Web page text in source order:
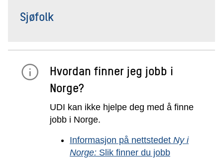
Sjøfolk
Hvordan finner jeg jobb i
Norge?
UDI kan ikke hjelpe deg med å finne
jobb i Norge.
Informasjon på nettstedet Ny i
Norge: Slik finner du jobb